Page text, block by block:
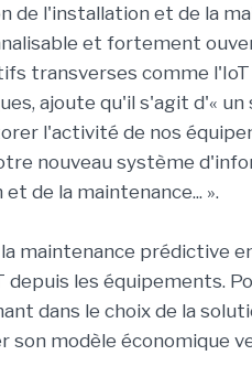
de l'installation et de la
et fortement
transverses comme l'IoT
ajoute qu'il s'agit d'«
l'activité de nos
nouveau système
de la maintenance... ».
maintenance prédictive
les équipements.
dans le choix de la
modèle économique